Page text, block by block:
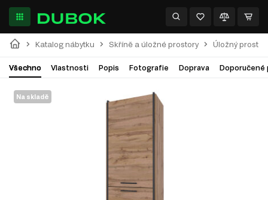
Katalog nábytku Skříně a úložné prostory Úložný prostor
Všechno Vlastnosti Popis Fotografie Doprava Doporučené
Na skladě